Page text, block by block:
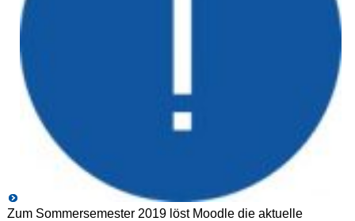
Zum Sommersemester 2019 löst Moodle die aktuelle